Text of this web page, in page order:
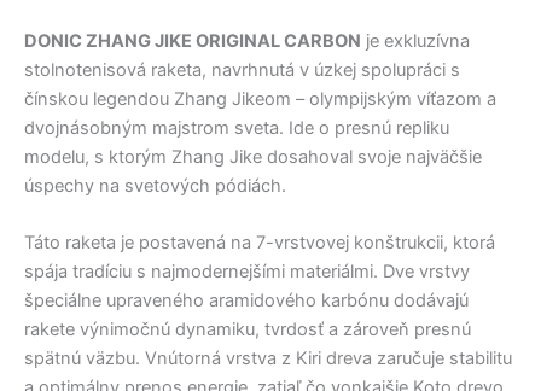
DONIC ZHANG JIKE ORIGINAL CARBON je exkluzívna
stolnotenisová raketa, navrhnutá v úzkej spolupráci s
čínskou legendou Zhang Jikeom – olympijským víťazom a
dvojnásobným majstrom sveta. Ide o presnú repliku
modelu, s ktorým Zhang Jike dosahoval svoje najväčšie
úspechy na svetových pódiách.
Táto raketa je postavená na 7-vrstvovej konštrukcii, ktorá
spája tradíciu s najmodernejšími materiálmi. Dve vrstvy
špeciálne upraveného aramidového karbónu dodávajú
rakete výnimočnú dynamiku, tvrdosť a zároveň presnú
spätnú väzbu. Vnútorná vrstva z Kiri dreva zaručuje stabilitu